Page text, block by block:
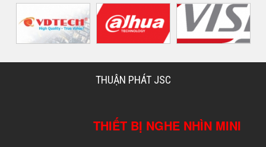
THUẬN PHÁT JSC
THIẾT BỊ NGHE NHÌN MINI